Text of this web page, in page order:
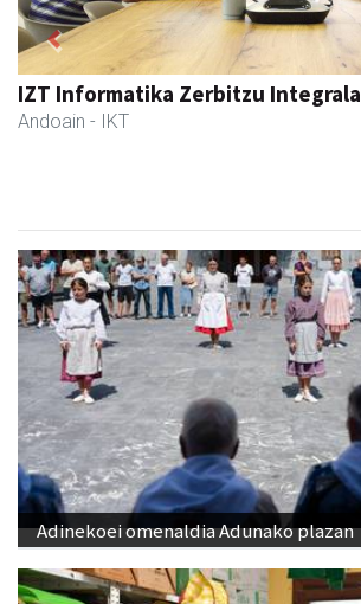
IZT Informatika Zerbitzu Integrala
Andoain - IKT
Previous
Adinekoei omenaldia Adunako plazan